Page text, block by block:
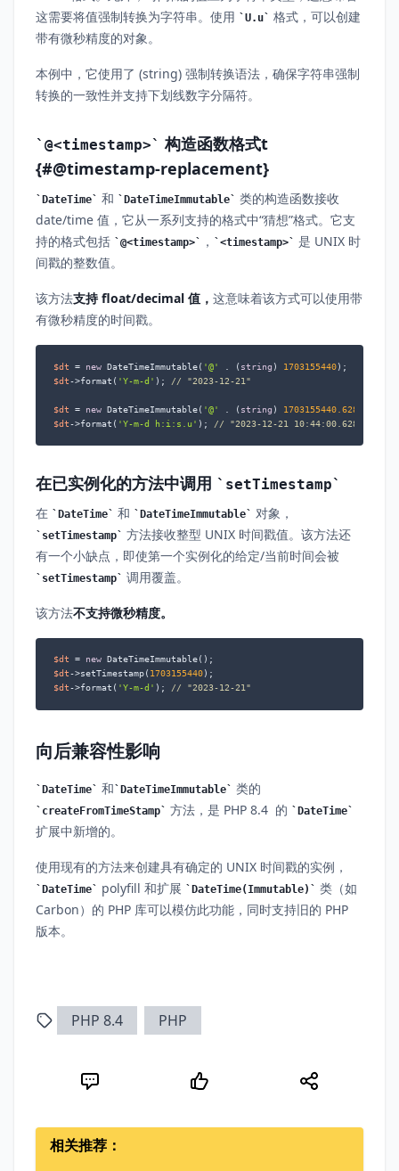
这需要将值强制转换为字符串。使用
U.u
格式，可以创建
带有微秒精度的对象。
本例中，它使用了 (string) 强制转换语法，确保字符串强制
转换的一致性并支持下划线数字分隔符。
@<timestamp>
构造函数格式t
{#@timestamp-replacement}
DateTime 和 DateTimeImmutable
类的构造函数接收
date/time 值，它从一系列支持的格式中“猜想”格式。它支
持的格式包括
@<timestamp> ， <timestamp>
是 UNIX 时
间戳的整数值。
该方法支持 float/decimal 值， 这意味着该方式可以使用带
有微秒精度的时间戳。
$dt = new DateTimeImmutable( '@' . ( string ) 1703155440
$dt->format( 'Y-m-d' ); // "2023-12-21"
$dt = new DateTimeImmutable( '@' . ( string ) 1703155440.628
$dt->format( 'Y-m-d h:i:s.u' ); // "2023-12-21 10:44:00.628000"
在已实例化的方法中调用
setTimestamp
在
DateTime 和 DateTimeImmutable 对象，
setTimestamp
方法接收整型 UNIX 时间戳值。该方法还
有一个小缺点，即使第一个实例化的给定/当前时间会被
setTimestamp 调用覆盖。
该方法不支持微秒精度。
$dt = new
$dt->setTimestamp( 1703155440
$dt->format( 'Y-m-d' ); // "2023-12-21"
向后兼容性影响
DateTime 和 DateTimeImmutable 类的
createFromTimeStamp 方法，是 PHP 8.4 的 DateTime
扩展中新增的。
使用现有的方法来创建具有确定的 UNIX 时间戳的实例，
DateTime polyfill 和扩展 DateTime(Immutable)
类（如
Carbon）的 PHP 库可以模仿此功能，同时支持旧的 PHP
版本。
PHP 8.4 PHP
相关推荐：